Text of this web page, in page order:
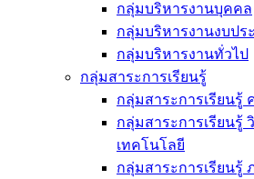
กลุ่มบริหารงานบุคคล
กลุ่มบริหารงานงบป
กลุ่มบริหารงานทั่วไป
กลุ่มสาระการเรียนรู้
กลุ่มสาระการเรียนรู้
กลุ่มสาระการเรียนรู้
เทคโนโลยี
กลุ่มสาระการเรียนรู้